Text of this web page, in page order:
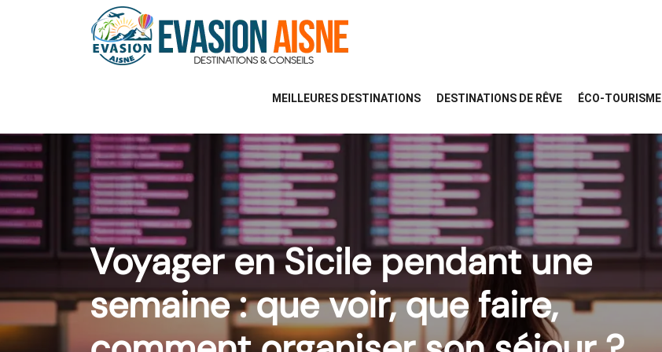
MEILLEURES DESTINATIONS DESTINATIONS DE RÊVE ÉCO-TOURISME
Voyager en Sicile pendant une
semaine : que voir, que faire,